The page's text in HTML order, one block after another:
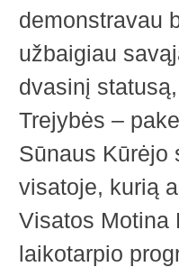
demonstravau
užbaigiau
dvasinį
Trejybės –
Sūnaus Kūrėjo
visatoje, kurią
Visatos Motina
laikotarpio